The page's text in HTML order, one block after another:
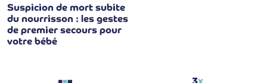
Suspicion de mort subite
du nourrisson : les gestes
de premier secours pour
votre bébé